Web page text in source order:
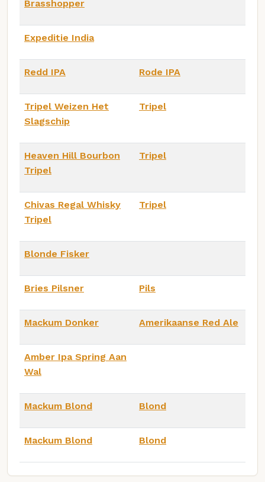
Brasshopper
Expeditie India
Redd IPA Rode IPA
Tripel Weizen Het
Slagschip
Tripel
Heaven Hill Bourbon
Tripel
Tripel
Chivas Regal Whisky
Tripel
Tripel
Blonde Fisker
Bries Pilsner Pils
Mackum Donker Amerikaanse Red Ale
Amber Ipa Spring Aan
Wal
Mackum Blond Blond
Mackum Blond Blond